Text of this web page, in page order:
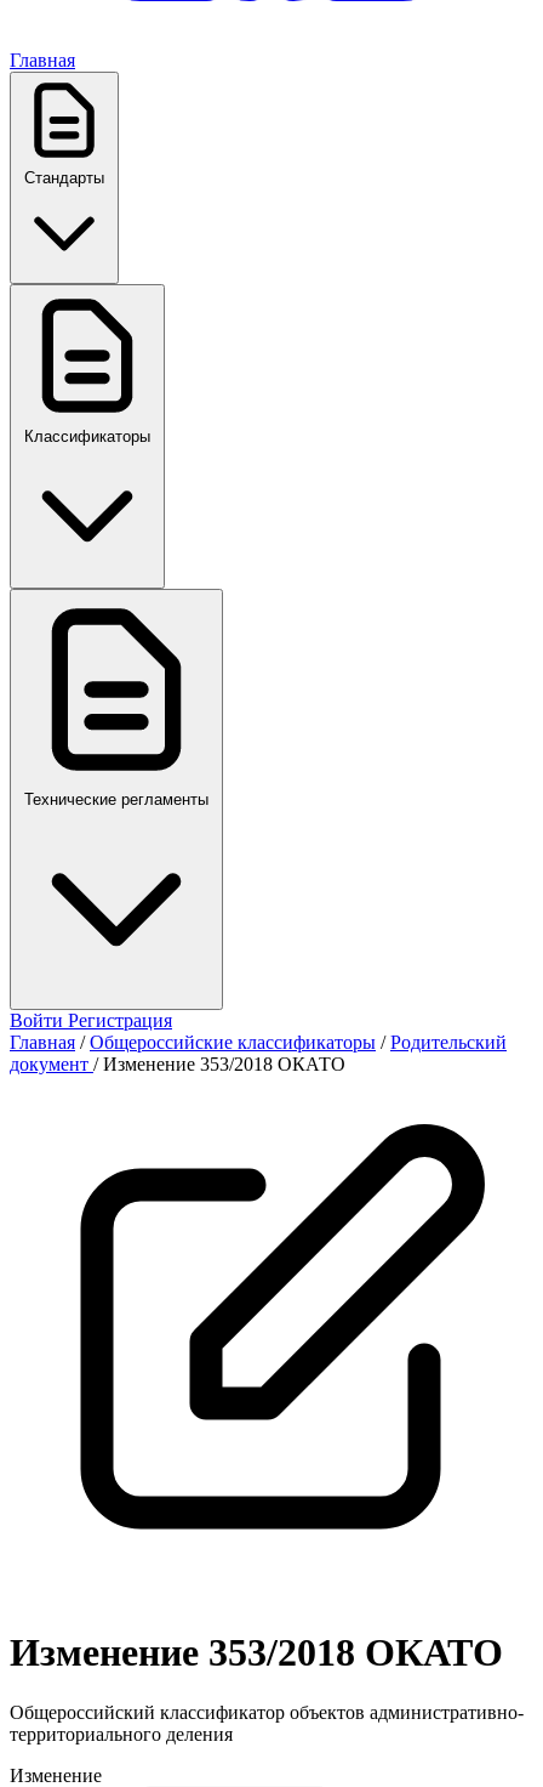
Главная
Стандарты
ГОСТ, ГОСТ Р, ПНСТ
ПР,Р,ПМГ,РМГ
Классификаторы
Технические регламенты
Войти Регистрация
Главная / Общероссийские классификаторы / Родительский
документ / Изменение 353/2018 ОКАТО
Изменение 353/2018 ОКАТО
Общероссийский классификатор объектов административно-
территориального деления
Изменение